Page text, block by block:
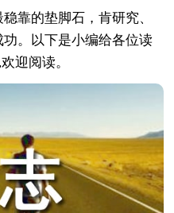
的垫脚石，肯研究、
。以下是小编给各位读
迎阅读。